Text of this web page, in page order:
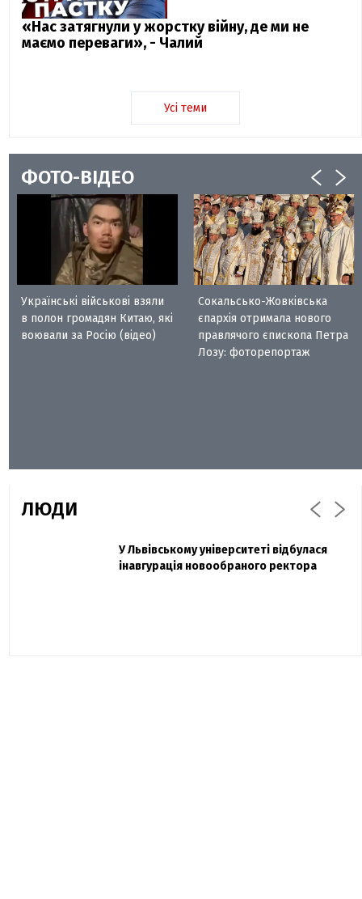
«Нас затягнули у жорстку війну, де ми не
маємо переваги», - Чалий
Усі теми
ФОТО-ВІДЕО
Українські військові взяли
в полон громадян Китаю, які
воювали за Росію (відео)
Сокальсько-Жовківська
єпархія отримала нового
правлячого єпископа Петра
Лозу: фоторепортаж
ЛЮДИ
Павло Дак
«Час не лікує, лише притуплює біль»:
Захисник "Азовсталі" Діанов вдруге
одружився та показав фото з весілля
У Львівському університеті відбулася
інавгурація новообраного ректора